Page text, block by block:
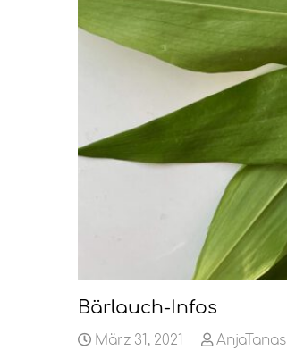
Bärlauch-Infos
März 31, 2021 AnjaTanas